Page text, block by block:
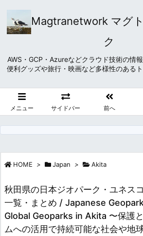
Magtranetwork マグ
ク
AWS・GCP・Azureなどクラウド技術の情
便利グッズや旅行・映画など多様性のある
メニュー サイドバー 前へ
HOME > Japan > Akita
秋田県の日本ジオパーク・ユネス
一覧・まとめ / Japanese
Global Geoparks in Akita 〜保護
ムへの活用で持続可能な社会や地